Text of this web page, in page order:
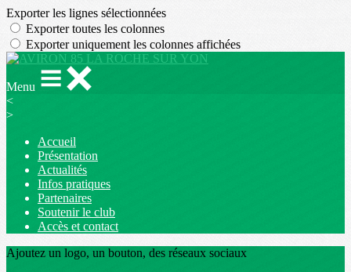
Exporter les lignes sélectionnées
Exporter toutes les colonnes
Exporter uniquement les colonnes affichées
Menu
<
>
Accueil
Présentation
Actualités
Infos pratiques
Partenaires
Soutenir le club
Accès et contact
Ajoutez un logo, un bouton, des réseaux sociaux